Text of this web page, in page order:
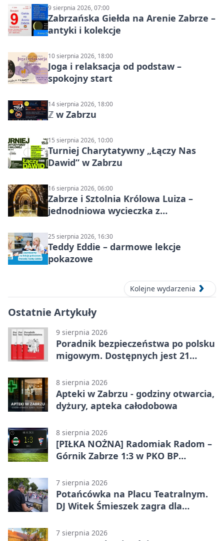
9 sierpnia 2026, 07:00
Zabrzańska Giełda na Arenie Zabrze –
antyki i kolekcje
10 sierpnia 2026, 18:00
Joga i relaksacja od podstaw –
spokojny start
14 sierpnia 2026, 18:00
ℤ w Zabrzu
15 sierpnia 2026, 10:00
Turniej Charytatywny „Łączy Nas
Dawid” w Zabrzu
16 sierpnia 2026, 06:00
Zabrze i Sztolnia Królowa Luiza –
jednodniowa wycieczka z
miasta
25 sierpnia 2026, 16:30
Teddy Eddie – darmowe lekcje
pokazowe
Kolejne wydarzenia
Ostatnie Artykuły
9 sierpnia 2026
Poradnik bezpieczeństwa po polsku
migowym. Dostępnych jest 21
8 sierpnia 2026
Apteki w Zabrzu - godziny otwarcia,
dyżury, apteka całodobowa
8 sierpnia 2026
[PIŁKA NOŻNA] Radomiak Radom –
Górnik Zabrze 1:3 w PKO BP
Federico dał zabrzanom zwycięstwo
7 sierpnia 2026
Potańcówka na Placu Teatralnym.
DJ Witek Śmieszek zagra dla
7 sierpnia 2026